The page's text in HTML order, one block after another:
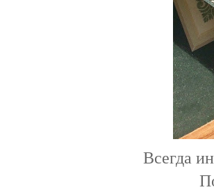
Всегда